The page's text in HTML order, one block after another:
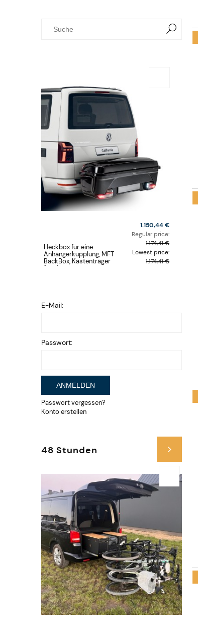
Heckbox für eine
Anhängerkupplung, MFT
BackBox, Kastenträger
für eine
1.150,44 €
Regular price:
1.174,41 €
Lowest price:
1.174,41 €
E-Mail:
Passwort:
ANMELDEN
Passwort vergessen?
Konto erstellen
48 Stunden